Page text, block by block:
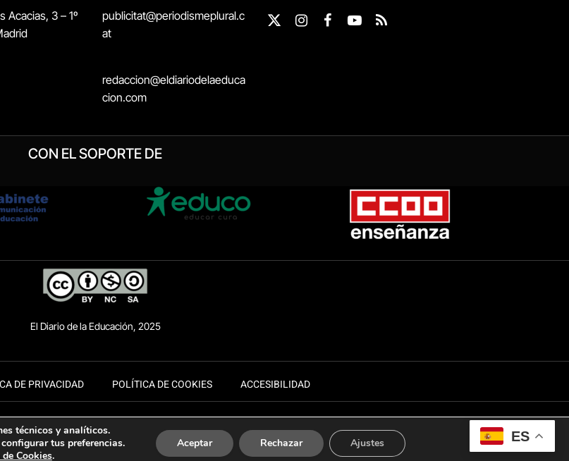
Acacias, 3 – 1º
publicitat@periodismeplural.c
at
redaccion@eldiariodelaeduca
cion.com
X
InstagramFacebookYouTubeRSS
CON EL SOPORTE DE
El Diario de la Educación, 2025
DE PRIVACIDAD POLÍTICA DE COOKIES ACCESIBILIDAD
ES
técnicos y analíticos.
tus preferencias.
Cookies.
Aceptar Rechazar Ajustes